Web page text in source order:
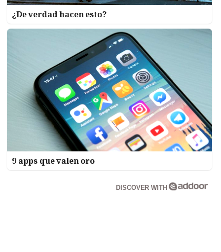
¿De verdad hacen esto?
9 apps que valen oro
DISCOVER WITH